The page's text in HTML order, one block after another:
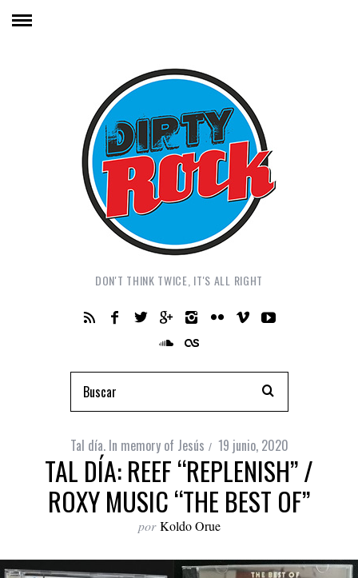
DON'T THINK TWICE, IT'S ALL RIGHT
Tal día. In memory of Jesús 19 junio, 2020
TAL DÍA: REEF “REPLENISH” /
ROXY MUSIC “THE BEST OF”
por Koldo Orue